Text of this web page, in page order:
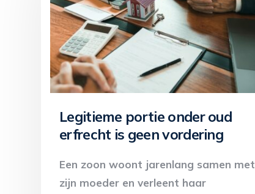
Legitieme portie onder oud
erfrecht is geen vordering
Een zoon woont jarenlang samen met
zijn moeder en verleent haar